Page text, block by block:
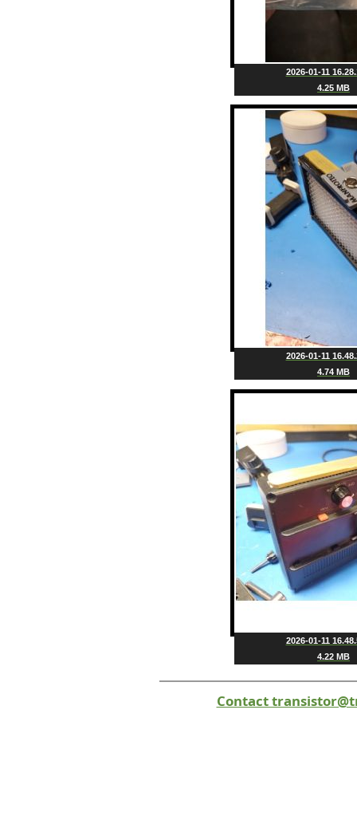
2026-01-11
4.25 MB
2026-01-11
4.74 MB
2026-01-11
4.22 MB
Contact